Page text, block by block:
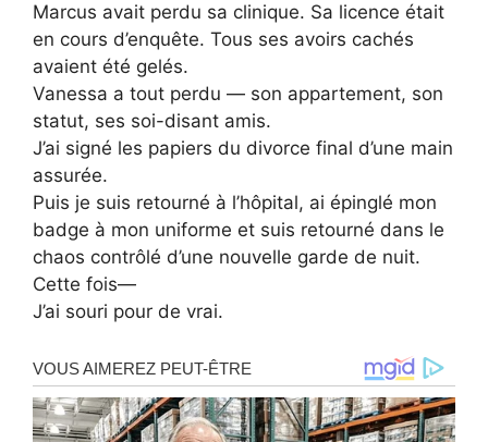
Marcus avait perdu sa clinique. Sa licence était
en cours d’enquête. Tous ses avoirs cachés
avaient été gelés.
Vanessa a tout perdu — son appartement, son
statut, ses soi-disant amis.
J’ai signé les papiers du divorce final d’une main
assurée.
Puis je suis retourné à l’hôpital, ai épinglé mon
badge à mon uniforme et suis retourné dans le
chaos contrôlé d’une nouvelle garde de nuit.
Cette fois—
J’ai souri pour de vrai.